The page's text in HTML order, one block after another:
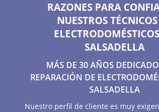
RAZONES PARA
NUESTROS
SALSADELLA
MÁS DE 30 AÑOS
REPARACIÓN DE
SALSADELLA
Nuestro perfil de cliente es muy